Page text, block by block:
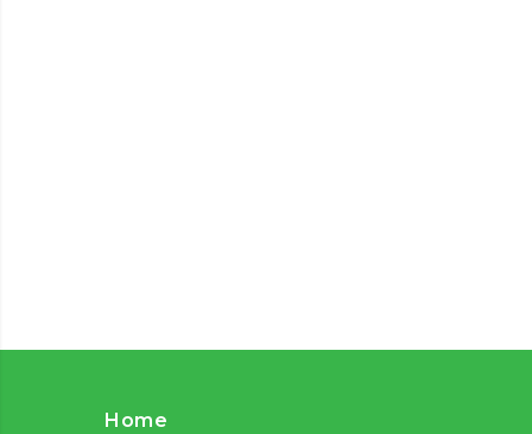
Home